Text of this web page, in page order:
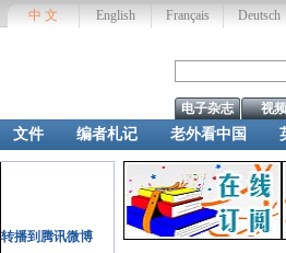
Deutsch
Français
English
中 文
视频
电子杂志
文件 编者札记 老外看中国
转播到腾讯微博